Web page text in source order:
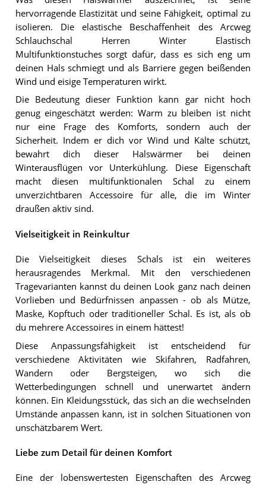
hervorragende Elastizität und seine Fähigkeit, optimal zu
isolieren. Die elastische Beschaffenheit des Arcweg
Schlauchschal Herren Winter Elastisch
Multifunktionstuches sorgt dafür, dass es sich eng um
deinen Hals schmiegt und als Barriere gegen beißenden
Wind und eisige Temperaturen wirkt.
Die Bedeutung dieser Funktion kann gar nicht hoch
genug eingeschätzt werden: Warm zu bleiben ist nicht
nur eine Frage des Komforts, sondern auch der
Sicherheit. Indem er dich vor Wind und Kälte schützt,
bewahrt dich dieser Halswärmer bei deinen
Winterausflügen vor Unterkühlung. Diese Eigenschaft
macht diesen multifunktionalen Schal zu einem
unverzichtbaren Accessoire für alle, die im Winter
draußen aktiv sind.
Vielseitigkeit in Reinkultur
Die Vielseitigkeit dieses Schals ist ein weiteres
herausragendes Merkmal. Mit den verschiedenen
Tragevarianten kannst du deinen Look ganz nach deinen
Vorlieben und Bedürfnissen anpassen - ob als Mütze,
Maske, Kopftuch oder traditioneller Schal. Es ist, als ob
du mehrere Accessoires in einem hättest!
Diese Anpassungsfähigkeit ist entscheidend für
verschiedene Aktivitäten wie Skifahren, Radfahren,
Wandern oder Bergsteigen, wo sich die
Wetterbedingungen schnell und unerwartet ändern
können. Ein Kleidungsstück, das sich an die wechselnden
Umstände anpassen kann, ist in solchen Situationen von
unschätzbarem Wert.
Liebe zum Detail für deinen Komfort
Eine der lobenswertesten Eigenschaften des Arcweg